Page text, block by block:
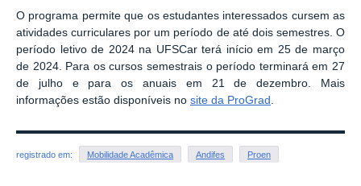
O programa permite que os estudantes interessados cursem as
atividades curriculares por um período de até dois semestres. O
período letivo de 2024 na UFSCar terá início em 25 de março
de 2024. Para os cursos semestrais o período terminará em 27
de julho e para os anuais em 21 de dezembro. Mais
informações estão disponíveis no site da ProGrad
registrado em: Mobilidade Acadêmica Andifes Proen